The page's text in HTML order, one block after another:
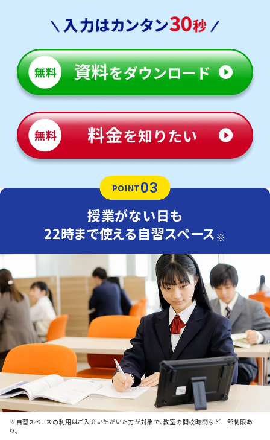
POINT03
授業がない日も
22時まで使える自習スペース ※
※自習スペースの利用はご入会いただいた方が対象で、教室の開校時間など一部制限あ
り。